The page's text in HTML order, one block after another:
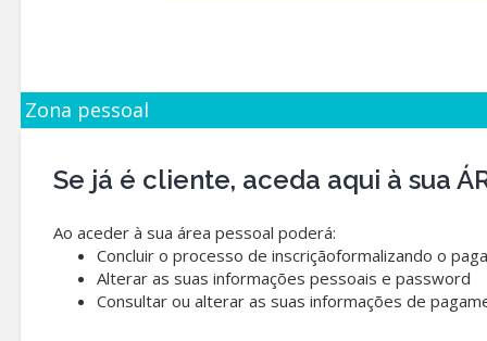
Zona pessoal
Se já é cliente, aceda aqui à sua
Ao aceder à sua área pessoal poderá:
Concluir o processo de inscriçãoformalizando o
Alterar as suas informações pessoais e password
Consultar ou alterar as suas informações de